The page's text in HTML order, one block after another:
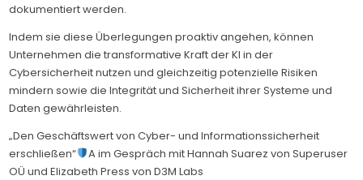
dokumentiert werden.
Indem sie diese Überlegungen proaktiv angehen, können
Unternehmen die transformative Kraft der KI in der
Cybersicherheit nutzen und gleichzeitig potenzielle Risiken
mindern sowie die Integrität und Sicherheit ihrer Systeme und
Daten gewährleisten.
„Den Geschäftswert von Cyber- und Informationssicherheit
erschließen“
A im Gespräch mit Hannah Suarez von Superuser
OÜ und Elizabeth Press von D3M Labs